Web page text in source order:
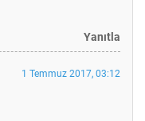
Yanıtla
1 Temmuz 2017, 03:12